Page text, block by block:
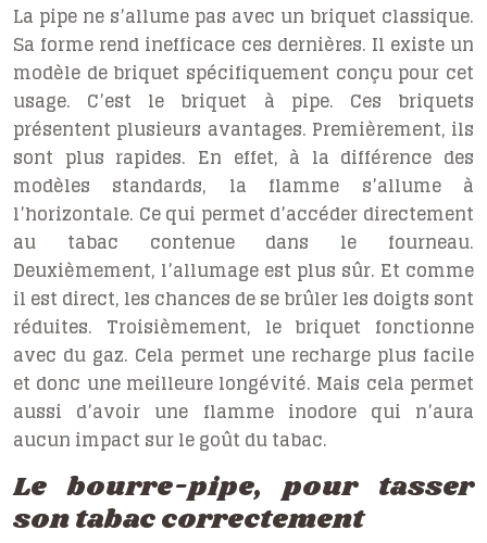
La pipe ne s’allume pas avec un briquet classique.
Sa forme rend inefficace ces dernières. Il existe un
modèle de briquet spécifiquement conçu pour cet
usage. C’est le briquet à pipe. Ces briquets
présentent plusieurs avantages. Premièrement, ils
sont plus rapides. En effet, à la différence des
modèles standards, la flamme s’allume à
l’horizontale. Ce qui permet d’accéder directement
au tabac contenue dans le fourneau.
Deuxièmement, l’allumage est plus sûr. Et comme
il est direct, les chances de se brûler les doigts sont
réduites. Troisièmement, le briquet fonctionne
avec du gaz. Cela permet une recharge plus facile
et donc une meilleure longévité. Mais cela permet
aussi d’avoir une flamme inodore qui n’aura
aucun impact sur le goût du tabac.
Le bourre-pipe, pour tasser
son tabac correctement